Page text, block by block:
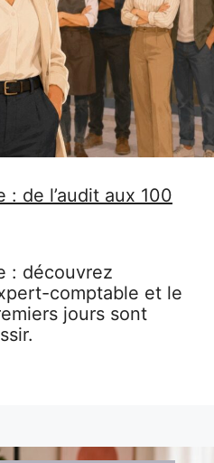
: de l’audit aux 100
: découvrez
comptable et le
jours sont